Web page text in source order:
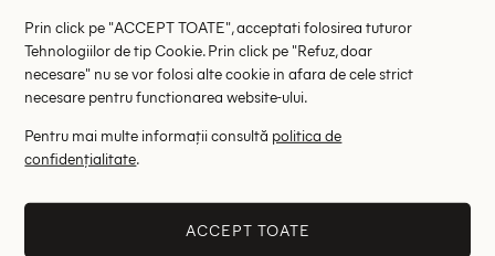
72.90 lei
RRP: 145.00 lei
Prin click pe "ACCEPT TOATE", acceptati folosirea tuturor
Tehnologiilor de tip Cookie. Prin click pe "Refuz, doar
necesare" nu se vor folosi alte cookie in afara de cele strict
necesare pentru functionarea website-ului.
Pentru mai multe informații consultă politica de
confidențialitate.
ACCEPT TOATE